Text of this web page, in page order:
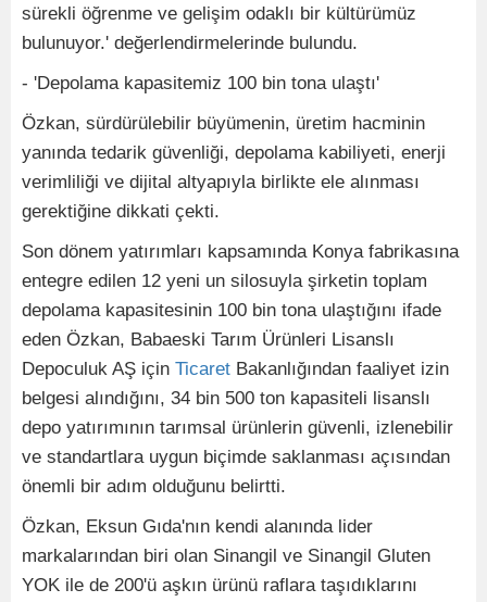
sürekli öğrenme ve gelişim odaklı bir kültürümüz
bulunuyor.' değerlendirmelerinde bulundu.
- 'Depolama kapasitemiz 100 bin tona ulaştı'
Özkan, sürdürülebilir büyümenin, üretim hacminin
yanında tedarik güvenliği, depolama kabiliyeti, enerji
verimliliği ve dijital altyapıyla birlikte ele alınması
gerektiğine dikkati çekti.
Son dönem yatırımları kapsamında Konya fabrikasına
entegre edilen 12 yeni un silosuyla şirketin toplam
depolama kapasitesinin 100 bin tona ulaştığını ifade
eden Özkan, Babaeski Tarım Ürünleri Lisanslı
Depoculuk AŞ için Ticaret Bakanlığından faaliyet izin
belgesi alındığını, 34 bin 500 ton kapasiteli lisanslı
depo yatırımının tarımsal ürünlerin güvenli, izlenebilir
ve standartlara uygun biçimde saklanması açısından
önemli bir adım olduğunu belirtti.
Özkan, Eksun Gıda'nın kendi alanında lider
markalarından biri olan Sinangil ve Sinangil Gluten
YOK ile de 200'ü aşkın ürünü raflara taşıdıklarını